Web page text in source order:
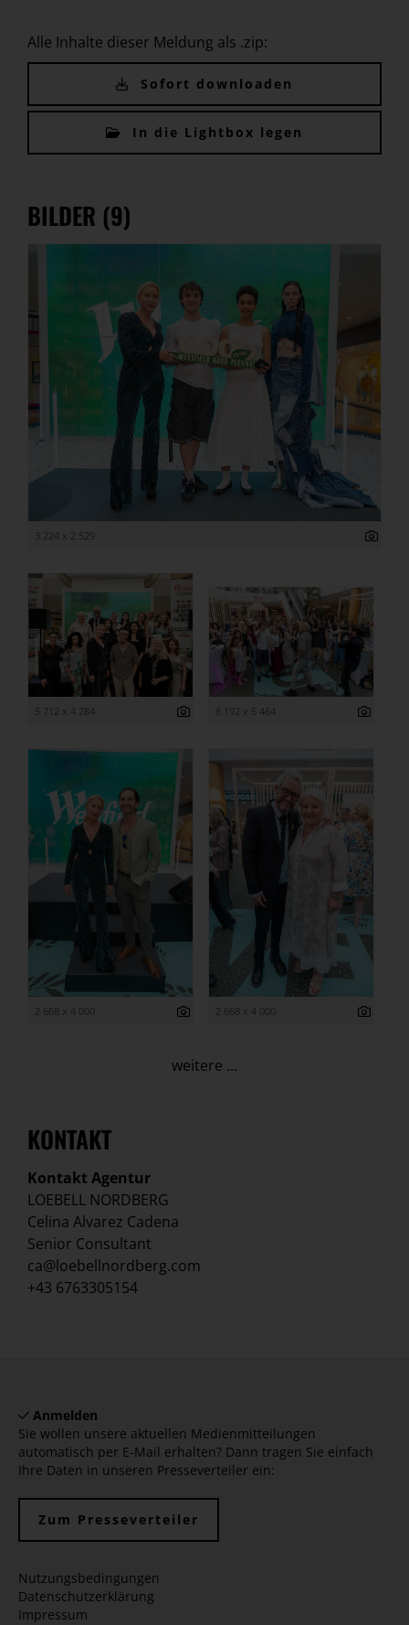
Alle Inhalte dieser Meldung als .zip:
Sofort downloaden
In die Lightbox legen
BILDER (9)
3 224 x 2 529
5 712 x 4 284 8 192 x 5 464
2 668 x 4 000 2 668 x 4 000
weitere ...
KONTAKT
Kontakt Agentur
LOEBELL NORDBERG
Celina Alvarez Cadena
Senior Consultant
ca@loebellnordberg.com
+43 6763305154
Anmelden
Sie wollen unsere aktuellen Medienmitteilungen
automatisch per E-Mail erhalten? Dann tragen Sie einfach
Ihre Daten in unseren Presseverteiler ein:
Zum Presseverteiler
Nutzungsbedingungen
Datenschutzerklärung
Impressum